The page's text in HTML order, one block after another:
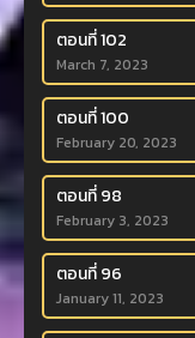
ตอนที่ 102
March 7, 2023
ตอนที่ 100
February 20, 2023
ตอนที่ 98
February 3, 2023
ตอนที่ 96
January 11, 2023